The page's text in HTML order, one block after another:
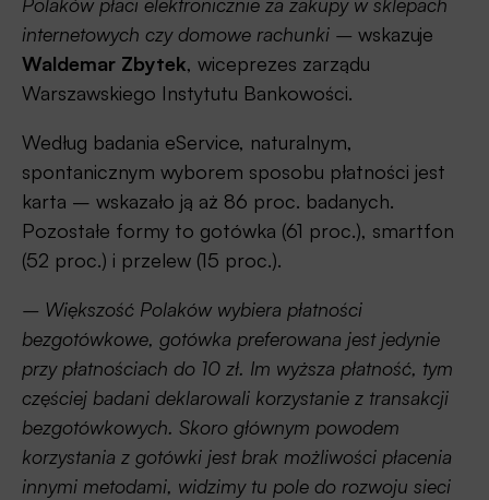
internetowych czy domowe rachunki – wskazuje
Waldemar Zbytek, wiceprezes zarządu
Warszawskiego Instytutu Bankowości.
Według badania eService, naturalnym,
spontanicznym wyborem sposobu płatności jest
karta – wskazało ją aż 86 proc. badanych.
Pozostałe formy to gotówka (61 proc.), smartfon
(52 proc.) i przelew (15 proc.).
– Większość Polaków wybiera płatności
bezgotówkowe, gotówka preferowana jest jedynie
przy płatnościach do 10 zł. Im wyższa płatność, tym
częściej badani deklarowali korzystanie z transakcji
bezgotówkowych. Skoro głównym powodem
korzystania z gotówki jest brak możliwości płacenia
innymi metodami, widzimy tu pole do rozwoju sieci